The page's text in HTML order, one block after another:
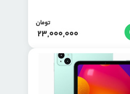
23,000,000
تومان